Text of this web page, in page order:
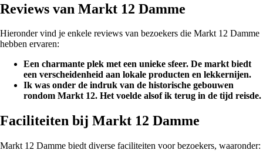
Reviews van Markt 12 Damme
Hieronder vind je enkele reviews van bezoekers die Markt 12 Damme
hebben ervaren:
Een charmante plek met een unieke sfeer. De markt biedt
een verscheidenheid aan lokale producten en lekkernijen.
Ik was onder de indruk van de historische gebouwen
rondom Markt 12. Het voelde alsof ik terug in de tijd reisde.
Faciliteiten bij Markt 12 Damme
Markt 12 Damme biedt diverse faciliteiten voor bezoekers, waaronder: